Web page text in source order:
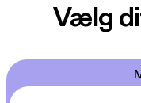
Vælg